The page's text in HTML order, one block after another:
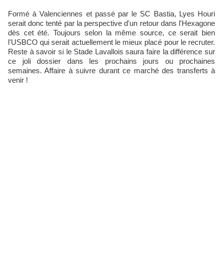
Formé à Valenciennes et passé par le SC Bastia, Lyes Houri
serait donc tenté par la perspective d'un retour dans l'Hexagone
dès cet été. Toujours selon la même source, ce serait bien
l'USBCO qui serait actuellement le mieux placé pour le recruter.
Reste à savoir si le Stade Lavallois saura faire la différence sur
ce joli dossier dans les prochains jours ou prochaines
semaines. Affaire à suivre durant ce marché des transferts à
venir !